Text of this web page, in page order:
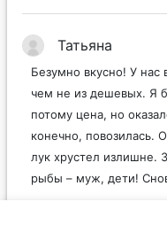
Татьяна
Безумно вкусно! У нас
чем не из дешевых. Я
потому цена, но
конечно, повозилась.
лук хрустел излишне.
рыбы – муж, дети!